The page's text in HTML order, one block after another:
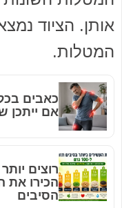
אותן. הציוד
המטלות.
כאבים
אם ייתכן
רוצים
הכירו את
הסיבים